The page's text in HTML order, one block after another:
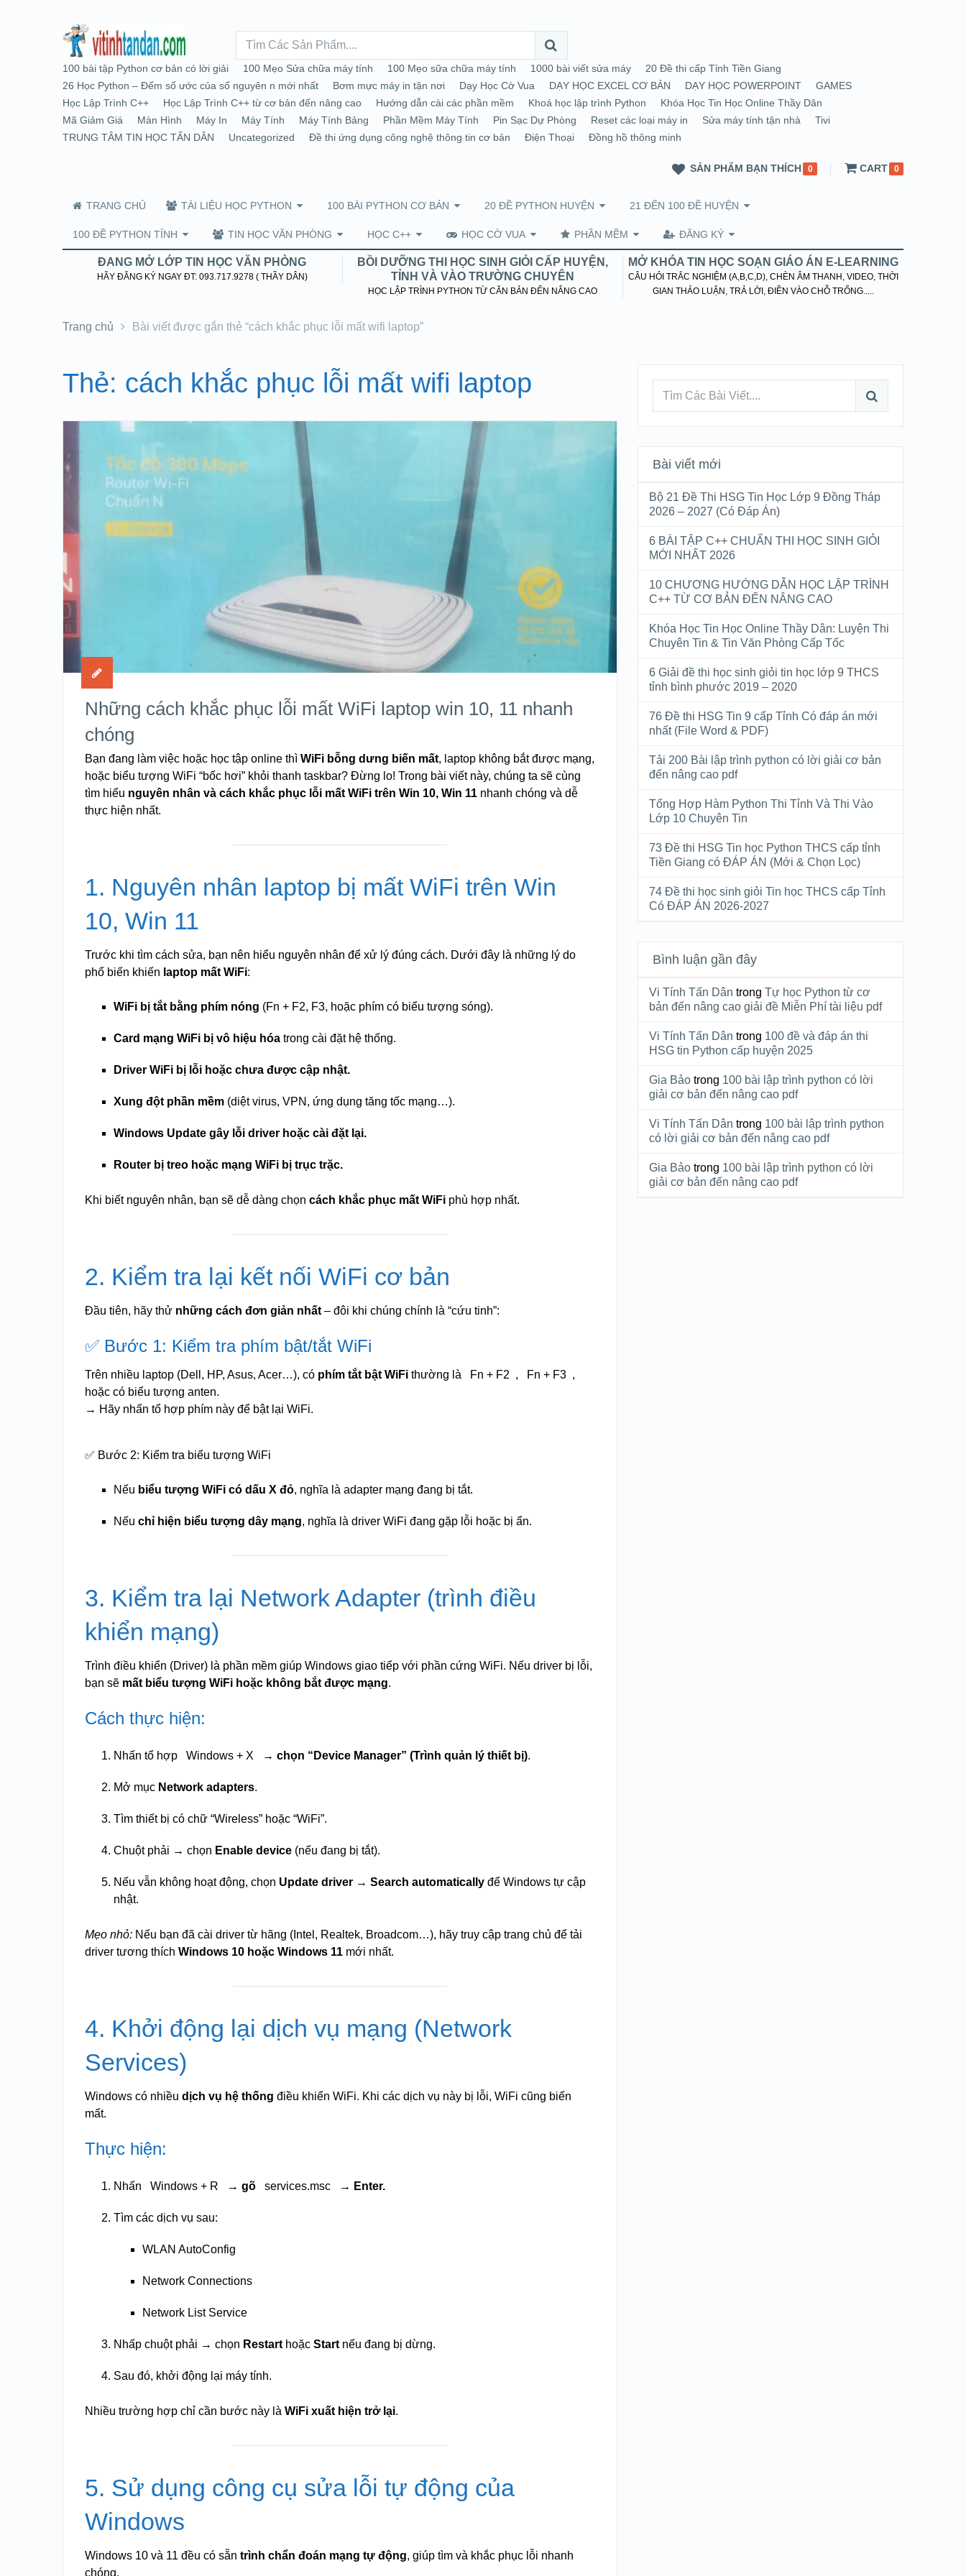
100 bài tập Python cơ bản có lời giải 100 Mẹo Sửa chữa máy tính 100 Mẹo sữa chữa máy tính 1000 bài viết sửa máy
20 Đề thi cấp Tỉnh Tiền Giang
26 Học Python – Đếm số ước của số nguyên n mới nhất
Bơm mực máy in tận nơi Dạy Học Cờ Vua DẠY HỌC EXCEL CƠ BẢN DẠY HỌC POWERPOINT
GAMES
Học Lập Trình C++
Học Lập Trình C++ từ cơ bản đến nâng cao Hướng dẫn cài các phần mềm Khoá học lập trình Python
Khóa Học Tin Học Online Thầy Dân
Mã Giảm Giá
Màn Hình Máy In Máy Tính Máy Tính Bảng Phần Mềm Máy Tính Pin Sạc Dự Phòng Reset các loại máy in Sửa máy tính tận nhà
Tivi
TRUNG TÂM TIN HỌC TẤN DÂN
Uncategorized Đề thi ứng dụng công nghệ thông tin cơ bản Điện Thoại Đồng hồ thông minh
SẢN PHẨM BẠN THÍCH 0 CART 0
TRANG CHỦ TÀI LIỆU HỌC PYTHON 100 BÀI PYTHON CƠ BẢN 20 ĐỀ PYTHON HUYỆN 21 ĐẾN 100 ĐỀ HUYỆN
100 ĐỀ PYTHON TỈNH TIN HỌC VĂN PHÒNG HỌC C++ HỌC CỜ VUA PHẦN MỀM ĐĂNG KÝ
ĐANG MỞ LỚP TIN HỌC VĂN PHÒNG
HÃY ĐĂNG KÝ NGAY ĐT: 093.717.9278 ( THẦY DÂN)
BỒI DƯỠNG THI HỌC SINH GIỎI CẤP HUYỆN,
TỈNH VÀ VÀO TRƯỜNG CHUYÊN
HỌC LẬP TRÌNH PYTHON TỪ CĂN BẢN ĐẾN NÂNG CAO
MỞ KHÓA TIN HỌC SOẠN GIÁO ÁN E-LEARNING
CÂU HỎI TRẮC NGHIỆM (A,B,C,D), CHÈN ÂM THANH, VIDEO, THỜI
GIAN THẢO LUẬN, TRẢ LỜI, ĐIỀN VÀO CHỖ TRỐNG.....
Trang chủ Bài viết được gắn thẻ “cách khắc phục lỗi mất wifi laptop”
Thẻ: cách khắc phục lỗi mất wifi laptop
Những cách khắc phục lỗi mất WiFi laptop win 10, 11 nhanh
chóng
Bạn đang làm việc hoặc học tập online thìWiFi bỗng dưng biến mất, laptop không bắt được mạng,
hoặc biểu tượng WiFi “bốc hơi” khỏi thanh taskbar? Đừng lo! Trong bài viết này, chúng ta sẽ cùng
tìm hiểu nguyên nhân và cách khắc phục lỗi mất WiFi trên Win 10, Win 11 nhanh chóng và dễ
thực hiện nhất.
1. Nguyên nhân laptop bị mất WiFi trên Win
10, Win 11
Trước khi tìm cách sửa, bạn nên hiểu nguyên nhân để xử lý đúng cách. Dưới đây là những lý do
phổ biến khiến laptop mất WiFi:
WiFi bị tắt bằng phím nóng (Fn + F2, F3, hoặc phím có biểu tượng sóng).
Card mạng WiFi bị vô hiệu hóa trong cài đặt hệ thống.
Driver WiFi bị lỗi hoặc chưa được cập nhật.
Xung đột phần mềm (diệt virus, VPN, ứng dụng tăng tốc mạng…).
Windows Update gây lỗi driver hoặc cài đặt lại.
Router bị treo hoặc mạng WiFi bị trục trặc.
Khi biết nguyên nhân, bạn sẽ dễ dàng chọncách khắc phục mất WiFi phù hợp nhất.
2. Kiểm tra lại kết nối WiFi cơ bản
Đầu tiên, hãy thử những cách đơn giản nhất – đôi khi chúng chính là “cứu tinh”:
✅ Bước 1: Kiểm tra phím bật/tắt WiFi
Trên nhiều laptop (Dell, HP, Asus, Acer…), có phím tắt bật WiFi thường là Fn + F2 , Fn + F3 ,
hoặc có biểu tượng anten.
→ Hãy nhấn tổ hợp phím này để bật lại WiFi.
✅ Bước 2: Kiểm tra biểu tượng WiFi
Nếu biểu tượng WiFi có dấu X đỏ, nghĩa là adapter mạng đang bị tắt.
Nếuchỉ hiện biểu tượng dây mạng, nghĩa là driver WiFi đang gặp lỗi hoặc bị ẩn.
3. Kiểm tra lại Network Adapter (trình điều
khiển mạng)
Trình điều khiển (Driver) là phần mềm giúp Windows giao tiếp với phần cứng WiFi. Nếu driver bị lỗi,
bạn sẽ mất biểu tượng WiFi hoặc không bắt được mạng.
Cách thực hiện:
Nhấn tổ hợp Windows + X → chọn “Device Manager” (Trình quản lý thiết bị).
Mở mục Network adapters.
Tìm thiết bị có chữ “Wireless” hoặc “WiFi”.
Chuột phải → chọn Enable device (nếu đang bị tắt).
Nếu vẫn không hoạt động, chọn Update driver →Search automatically để Windows tự cập
nhật.
Mẹo nhỏ: Nếu bạn đã cài driver từ hãng (Intel, Realtek, Broadcom…), hãy truy cập trang chủ để tải
driver tương thíchWindows 10 hoặc Windows 11 mới nhất.
4. Khởi động lại dịch vụ mạng (Network
Services)
Windows có nhiềudịch vụ hệ thống điều khiển WiFi. Khi các dịch vụ này bị lỗi, WiFi cũng biến
mất.
Thực hiện:
Nhấn Windows + R → gõ services.msc → Enter.
Tìm các dịch vụ sau:
WLAN AutoConfig
Network Connections
Network List Service
Nhấp chuột phải → chọn Restart hoặcStart nếu đang bị dừng.
Sau đó, khởi động lại máy tính.
Nhiều trường hợp chỉ cần bước này làWiFi xuất hiện trở lại.
5. Sử dụng công cụ sửa lỗi tự động của
Windows
Windows 10 và 11 đều có sẵntrình chẩn đoán mạng tự động, giúp tìm và khắc phục lỗi nhanh
chóng.
Bài viết mới
Bộ 21 Đề Thi HSG Tin Học Lớp 9 Đồng Tháp
2026 – 2027 (Có Đáp Án)
6 BÀI TẬP C++ CHUẨN THI HỌC SINH GIỎI
MỚI NHẤT 2026
10 CHƯƠNG HƯỚNG DẪN HỌC LẬP TRÌNH
C++ TỪ CƠ BẢN ĐẾN NÂNG CAO
Khóa Học Tin Học Online Thầy Dân: Luyện Thi
Chuyên Tin & Tin Văn Phòng Cấp Tốc
6 Giải đề thi học sinh giỏi tin học lớp 9 THCS
tỉnh bình phước 2019 – 2020
76 Đề thi HSG Tin 9 cấp Tỉnh Có đáp án mới
nhất (File Word & PDF)
Tải 200 Bài lập trình python có lời giải cơ bản
đến nâng cao pdf
Tổng Hợp Hàm Python Thi Tỉnh Và Thi Vào
Lớp 10 Chuyên Tin
73 Đề thi HSG Tin học Python THCS cấp tỉnh
Tiền Giang có ĐÁP ÁN (Mới & Chọn Lọc)
74 Đề thi học sinh giỏi Tin học THCS cấp Tỉnh
Có ĐÁP ÁN 2026-2027
Bình luận gần đây
Vi Tính Tấn Dân trongTự học Python từ cơ
bản đến nâng cao giải đề Miễn Phí tài liệu pdf
Vi Tính Tấn Dân trong 100 đề và đáp án thi
HSG tin Python cấp huyện 2025
Gia Bảo trong 100 bài lập trình python có lời
giải cơ bản đến nâng cao pdf
Vi Tính Tấn Dân trong 100 bài lập trình python
có lời giải cơ bản đến nâng cao pdf
Gia Bảo trong 100 bài lập trình python có lời
giải cơ bản đến nâng cao pdf